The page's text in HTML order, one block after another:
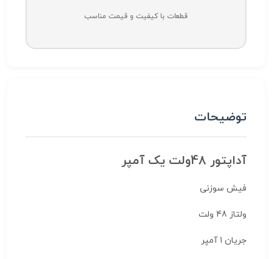
قطعات با کیفیت و قیمت مناسب
توضیحات
آداپتور 48ولت یک آمپر
فیش سوزنی
ولتاز 48 ولت
جریان 1 آمپر